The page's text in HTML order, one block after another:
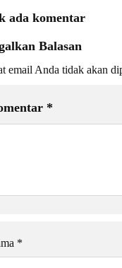
ada komentar
Balasan
email Anda tidak akan
*
*